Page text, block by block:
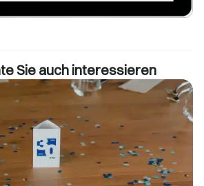
Sie auch interessieren